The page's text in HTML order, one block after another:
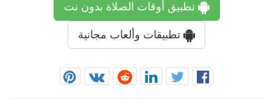
تطبيق أوقات الصلاة بدون نت
تطبيقات وألعاب مجانية